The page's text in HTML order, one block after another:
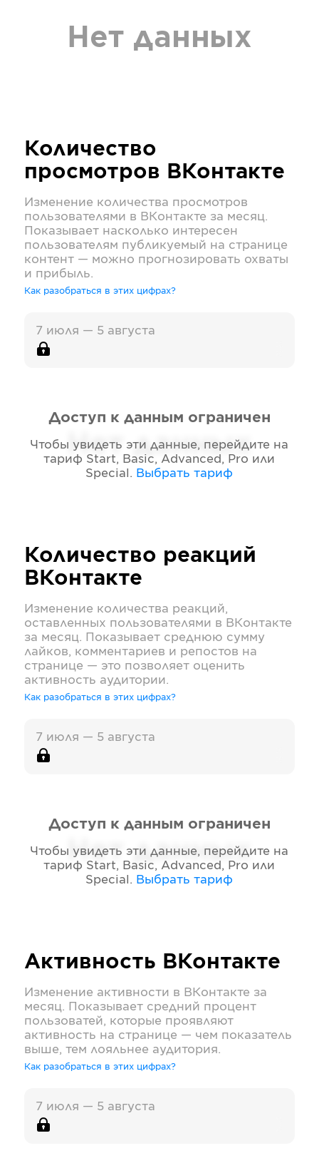
Нет данных
Количество
просмотров ВКонтакте
Изменение количества просмотров
пользователями в ВКонтакте за месяц.
Показывает насколько интересен
пользователям публикуемый на странице
контент — можно прогнозировать охваты
и прибыль.
Как разобраться в этих цифрах?
7 июля — 5 августа
Нет данных
Доступ к данным ограничен
Чтобы увидеть эти данные, перейдите на
тариф Start, Basic, Advanced, Pro или
Special . Выбрать тариф
Количество реакций
ВКонтакте
Изменение количества реакций,
оставленных пользователями в ВКонтакте
за месяц. Показывает среднюю сумму
лайков, комментариев и репостов на
странице — это позволяет оценить
активность аудитории.
Как разобраться в этих цифрах?
7 июля — 5 августа
Нет данных
Доступ к данным ограничен
Чтобы увидеть эти данные, перейдите на
тариф Start, Basic, Advanced, Pro или
Special . Выбрать тариф
Активность ВКонтакте
Изменение активности в ВКонтакте за
месяц. Показывает средний процент
пользоватей, которые проявляют
активность на странице — чем показатель
выше, тем лояльнее аудитория.
Как разобраться в этих цифрах?
7 июля — 5 августа